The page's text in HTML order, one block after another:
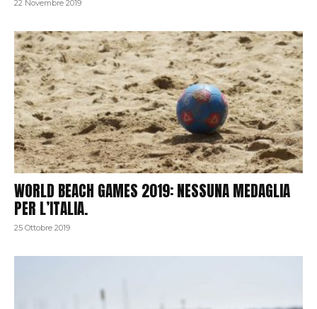
22 Novembre 2019
WORLD BEACH GAMES 2019: NESSUNA MEDAGLIA
PER L’ITALIA.
25 Ottobre 2019